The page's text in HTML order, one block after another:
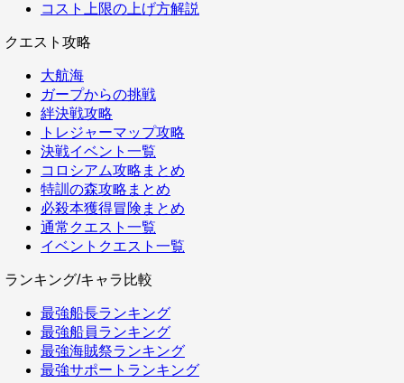
コスト上限の上げ方解説
クエスト攻略
大航海
ガープからの挑戦
絆決戦攻略
トレジャーマップ攻略
決戦イベント一覧
コロシアム攻略まとめ
特訓の森攻略まとめ
必殺本獲得冒険まとめ
通常クエスト一覧
イベントクエスト一覧
ランキング/キャラ比較
最強船長ランキング
最強船員ランキング
最強海賊祭ランキング
最強サポートランキング